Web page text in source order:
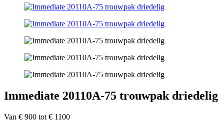
Immediate 20110A-75 trouwpak driedelig
Van € 900 tot € 1100